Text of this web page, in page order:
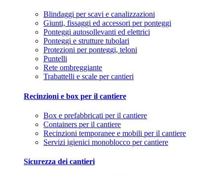
Blindaggi per scavi e canalizzazioni
Giunti, fissaggi ed accessori per ponteggi
Ponteggi autosollevanti ed elettrici
Ponteggi e strutture tubolari
Protezioni per ponteggi, teloni
Puntelli
Rete ombreggiante
Trabattelli e scale per cantieri
Recinzioni e box per il cantiere
Box e prefabbricati per il cantiere
Containers per il cantiere
Recinzioni temporanee e mobili per il cantiere
Servizi igienici monoblocco per cantiere
Sicurezza dei cantieri